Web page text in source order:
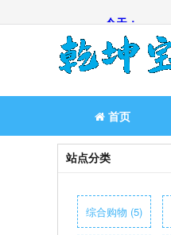
首页
站点分类
综合购物 (5)